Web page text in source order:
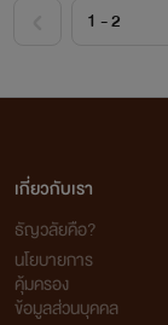
เกี่ยวกับเรา
ธัญวลัยคือ?
นโยบายการ
คุ้มครอง
ข้อมูลส่วนบุคคล